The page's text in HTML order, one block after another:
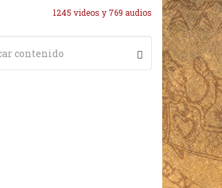
1245 videos y 769 audios